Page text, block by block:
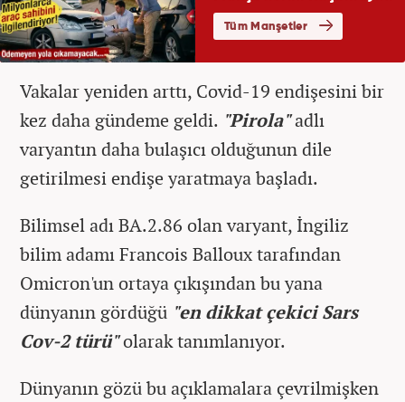
Vakalar yeniden arttı, Covid-19 endişesini bir
kez daha gündeme geldi. "Pirola"adlı
varyantın daha bulaşıcı olduğunun dile
getirilmesi endişe yaratmaya başladı.
Bilimsel adı BA.2.86 olan varyant, İngiliz
bilim adamı Francois Balloux tarafından
Omicron'un ortaya çıkışından bu yana
dünyanın gördüğü "en dikkat çekici Sars
Cov-2 türü"olarak tanımlanıyor.
Dünyanın gözü bu açıklamalara çevrilmişken